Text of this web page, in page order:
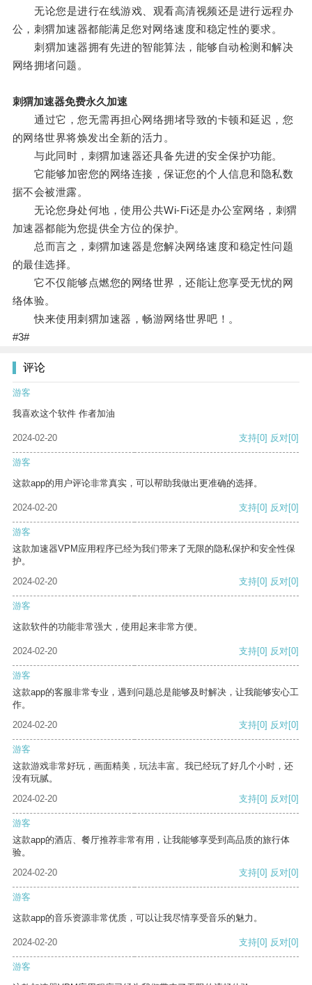
无论您是进行在线游戏、观看高清视频还是进行远程办
公，刺猬加速器都能满足您对网络速度和稳定性的要求。
刺猬加速器拥有先进的智能算法，能够自动检测和解决
网络拥堵问题。
刺猬加速器免费永久加速
通过它，您无需再担心网络拥堵导致的卡顿和延迟，您
的网络世界将焕发出全新的活力。
与此同时，刺猬加速器还具备先进的安全保护功能。
它能够加密您的网络连接，保证您的个人信息和隐私数
据不会被泄露。
无论您身处何地，使用公共Wi-Fi还是办公室网络，刺猬
加速器都能为您提供全方位的保护。
总而言之，刺猬加速器是您解决网络速度和稳定性问题
的最佳选择。
它不仅能够点燃您的网络世界，还能让您享受无忧的网
络体验。
快来使用刺猬加速器，畅游网络世界吧！。
#3#
评论
游客
我喜欢这个软件 作者加油
2024-02-20 支持[0] 反对[0]
游客
这款app的用户评论非常真实，可以帮助我做出更准确的选择。
2024-02-20 支持[0] 反对[0]
游客
这款加速器VPM应用程序已经为我们带来了无限的隐私保护和安全性保
护。
2024-02-20
支持[0] 反对[0]
游客
这款软件的功能非常强大，使用起来非常方便。
2024-02-20 支持[0] 反对[0]
游客
这款app的客服非常专业，遇到问题总是能够及时解决，让我能够安心工
作。
2024-02-20
支持[0] 反对[0]
游客
这款游戏非常好玩，画面精美，玩法丰富。我已经玩了好几个小时，还
没有玩腻。
2024-02-20
支持[0] 反对[0]
游客
这款app的酒店、餐厅推荐非常有用，让我能够享受到高品质的旅行体
验。
2024-02-20
支持[0] 反对[0]
游客
这款app的音乐资源非常优质，可以让我尽情享受音乐的魅力。
2024-02-20 支持[0] 反对[0]
游客